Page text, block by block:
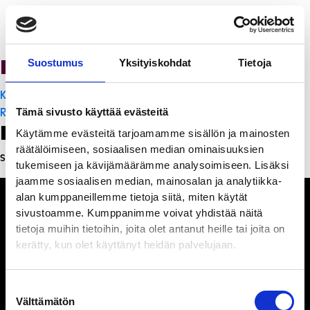
Suostumus Yksityiskohdat Tietoja
Tämä sivusto käyttää evästeitä
Käytämme evästeitä tarjoamamme sisällön ja mainosten
räätälöimiseen, sosiaalisen median ominaisuuksien
tukemiseen ja kävijämäärämme analysoimiseen. Lisäksi
jaamme sosiaalisen median, mainosalan ja analytiikka-
alan kumppaneillemme tietoja siitä, miten käytät
sivustoamme. Kumppanimme voivat yhdistää näitä
tietoja muihin tietoihin, joita olet antanut heille tai joita on
kerätty, kun olet käyttänyt heidän palvelujaan.
valinta
Välttämätön
PanchoVilla
Artikkelien
selaus
K-Citymarket Pori Puuvilla
Ristorante Momento
Leave a Reply
Sinun täytyy kirjautua sisään